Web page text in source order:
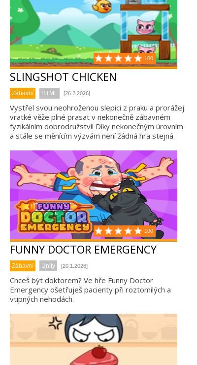
100
SLINGSHOT CHICKEN
Zábavní HTML [26.2.2026]
Vystřel svou neohroženou slepici z praku a prorážej
vratké věže plné prasat v nekonečně zábavném
fyzikálním dobrodružství! Díky nekonečným úrovním
a stále se měnícím výzvám není žádná hra stejná.
100
FUNNY DOCTOR EMERGENCY
Zábavní Unity [20.1.2026]
Chceš být doktorem? Ve hře Funny Doctor
Emergency ošetřuješ pacienty při roztomilých a
vtipných nehodách.